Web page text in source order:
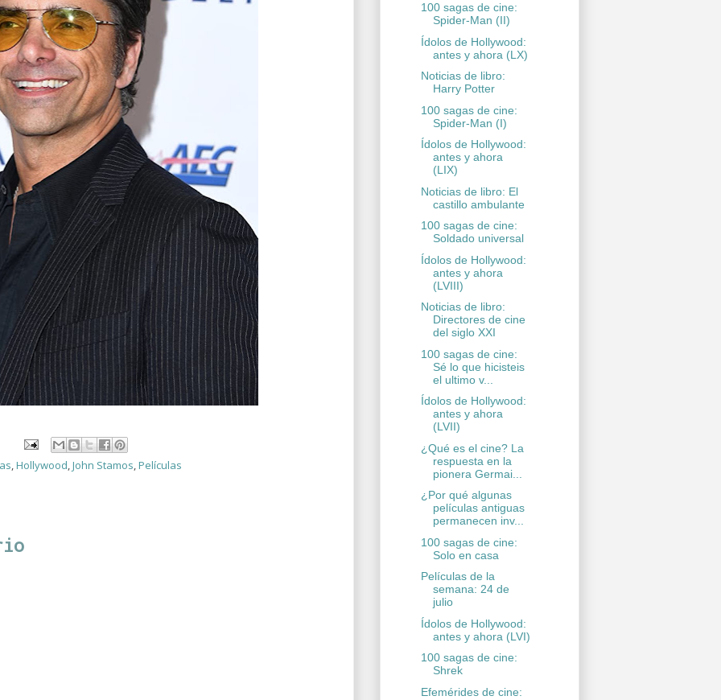
,Hollywood,John Stamos,Películas
100 sagas de cine:
Spider-Man (II)
Ídolos de Hollywood:
antes y ahora (LX)
Noticias de libro:
Harry Potter
100 sagas de cine:
Spider-Man (I)
Ídolos de Hollywood:
antes y ahora
(LIX)
Noticias de libro: El
castillo ambulante
100 sagas de cine:
Soldado universal
Ídolos de Hollywood:
antes y ahora
(LVIII)
Noticias de libro:
Directores de cine
del siglo XXI
100 sagas de cine:
Sé lo que hicisteis
el ultimo v...
Ídolos de Hollywood:
antes y ahora
(LVII)
¿Qué es el cine? La
respuesta en la
pionera Germai...
¿Por qué algunas
películas antiguas
permanecen inv...
100 sagas de cine:
Solo en casa
Películas de la
semana: 24 de
julio
Ídolos de Hollywood:
antes y ahora (LVI)
100 sagas de cine:
Shrek
Efemérides de cine: